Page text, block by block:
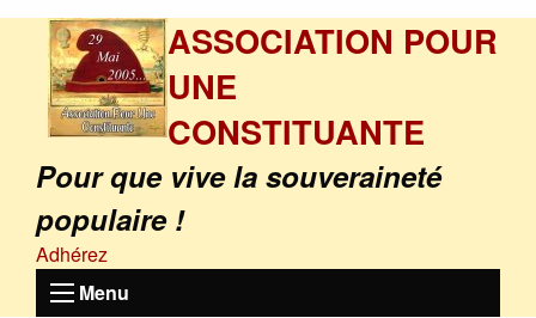
ASSOCIATION POUR
UNE
CONSTITUANTE
Pour que vive la souveraineté
populaire !
Adhérez
Menu